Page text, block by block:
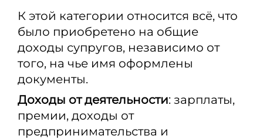
К этой категории относится всё, что
было приобретено на общие
доходы супругов, независимо от
того, на чье имя оформлены
документы.
Доходы от деятельности: зарплаты,
премии, доходы от
предпринимательства и